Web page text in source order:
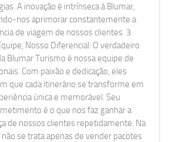
A inovação é intrínseca à Blumar,
nos aprimorar constantemente a
de viagem de nossos clientes. 3.
Nosso Diferencial: O verdadeiro
Blumar Turismo é nossa equipe de
Com paixão e dedicação, eles
que cada itinerário se transforme em
única e memorável. Seu
é o que nos faz ganhar a
de nossos clientes repetidamente. Na
não se trata apenas de vender pacotes